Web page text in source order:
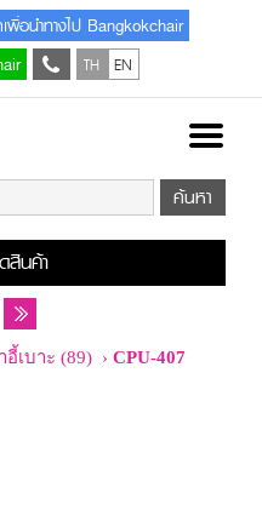
พื่อนำทางไป Bangkokchair
TH EN
สินค้า
อี้เบาะ (89) ›CPU-407